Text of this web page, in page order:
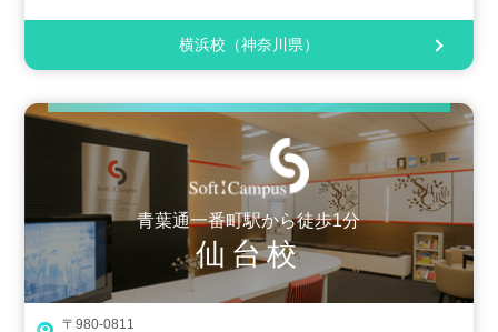
横浜校（神奈川県）
青葉通一番町駅から徒歩1分
仙台校
〒980-0811